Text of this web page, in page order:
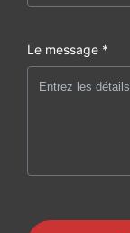
Le message *